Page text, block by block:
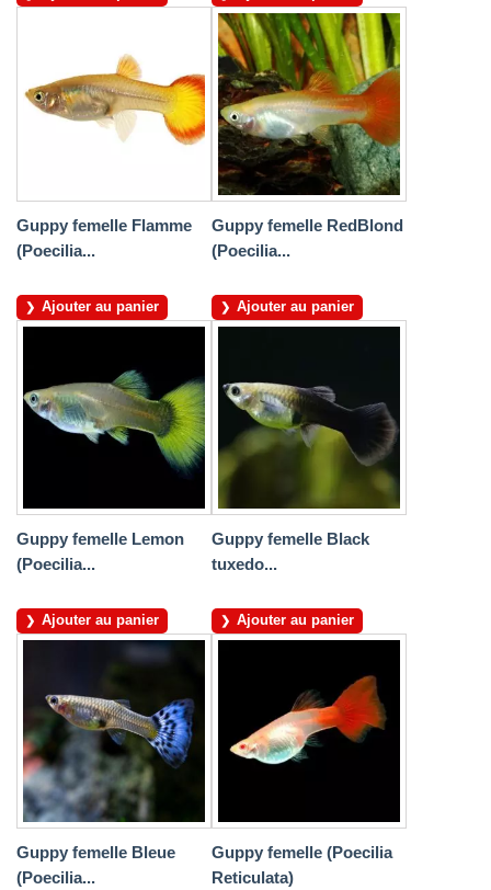
Guppy femelle Flamme
(Poecilia...
Ajouter au panier
Guppy femelle RedBlond
(Poecilia...
Ajouter au panier
Guppy femelle Lemon
(Poecilia...
Ajouter au panier
Guppy femelle Black
tuxedo...
Ajouter au panier
Guppy femelle Bleue
(Poecilia...
Guppy femelle (Poecilia
Reticulata)